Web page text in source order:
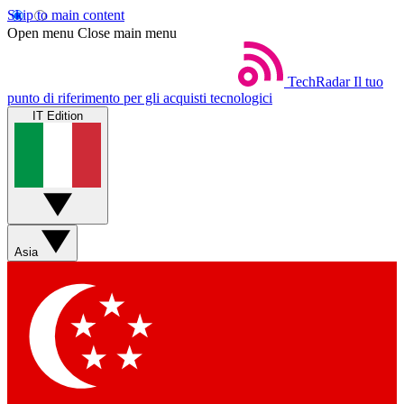
Skip to main content
Open menu Close main menu
TechRadar Il tuo
punto di riferimento per gli acquisti tecnologici
IT Edition
Asia